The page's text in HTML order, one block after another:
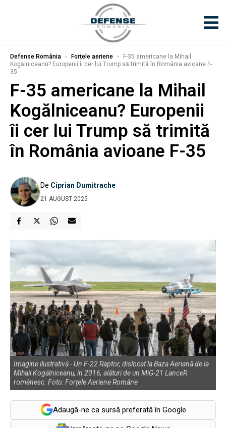
Defense România › Forțele aeriene ›
F-35 americane la Mihail
Kogălniceanu? Europenii îi cer lui Trump să trimită în România avioane F-
35
F-35 americane la Mihail
Kogălniceanu? Europenii
îi cer lui Trump să trimită
în România avioane F-35
De Ciprian Dumitrache
21 AUGUST 2025
Imagine ilustrativă - Un F-22 Raptor, dislocat la Baza Aeriană de la
Mihail Kogălniceanu, în 2016, alături de un MiG-21 LanceR
românesc. Foto: Forțele Aeriene Române
Adaugă-ne ca sursă preferată în Google